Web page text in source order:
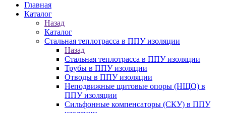
Главная
Каталог
Назад
Каталог
Стальная теплотрасса в ППУ изоляции
Назад
Стальная теплотрасса в ППУ изоляции
Трубы в ППУ изоляции
Отводы в ППУ изоляции
Неподвижные щитовые опоры (НЩО) в
ППУ изоляции
Cильфонные компенсаторы (СКУ) в ППУ